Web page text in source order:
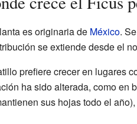
es originaria de México.
se extiende desde el
prefiere crecer en lugares
ha sido alterada, como en
sus hojas todo el